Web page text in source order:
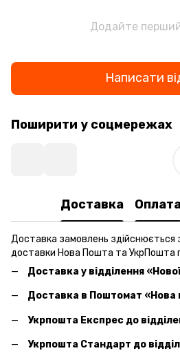
Додайте перший
Написати
Поширити у соцмережах
Доставка
Доставка замовлень
доставки Нова Пошта та УкрПошта
Доставка у відділення
Доставка в Поштомат «Нова
Укрпошта Експрес до
Укрпошта Стандарт до